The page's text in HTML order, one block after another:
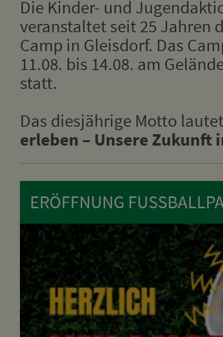
Die Kinder- und
veranstaltet seit 25 Jahren
Camp in Gleisdorf. Das
11.08. bis 14.08. am
statt.
Das diesjährige Motto
erleben – Unsere Zukunft
ERÖFFNUNG